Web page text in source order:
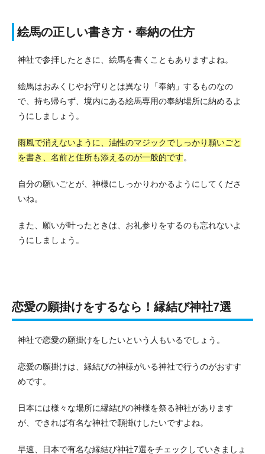
絵馬の正しい書き方・奉納の仕方
神社で参拝したときに、絵馬を書くこともありますよね。
絵馬はおみくじやお守りとは異なり「奉納」するものなの
で、持ち帰らず、境内にある絵馬専用の奉納場所に納めるよ
うにしましょう。
雨風で消えないように、油性のマジックでしっかり願いごと
を書き、名前と住所も添えるのが一般的です。
自分の願いごとが、神様にしっかりわかるようにしてくださ
いね。
また、願いが叶ったときは、お礼参りをするのも忘れないよ
うにしましょう。
恋愛の願掛けをするなら！縁結び神社7選
神社で恋愛の願掛けをしたいという人もいるでしょう。
恋愛の願掛けは、縁結びの神様がいる神社で行うのがおすす
めです。
日本には様々な場所に縁結びの神様を祭る神社があります
が、できれば有名な神社で願掛けしたいですよね。
早速、日本で有名な縁結び神社7選をチェックしていきましょ